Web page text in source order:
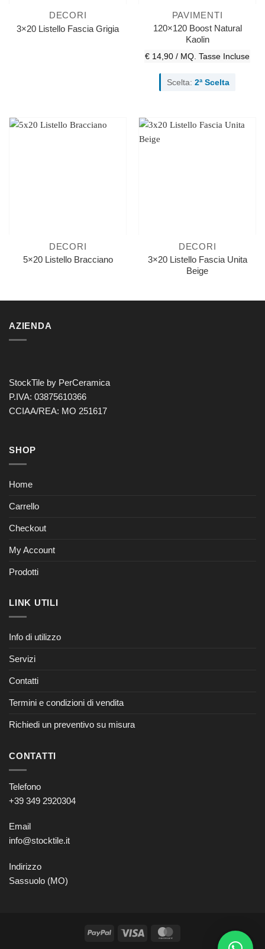
DECORI
3×20 Listello Fascia Grigia
PAVIMENTI
120×120 Boost Natural
Kaolin
€ 14,90 / MQ. Tasse Incluse
Scelta: 2ª Scelta
DECORI
5×20 Listello Bracciano
DECORI
3×20 Listello Fascia Unita
Beige
AZIENDA
StockTile by PerCeramica
P.IVA: 03875610366
CCIAA/REA: MO 251617
SHOP
Home
Carrello
Checkout
My Account
Prodotti
LINK UTILI
Info di utilizzo
Servizi
Contatti
Termini e condizioni di vendita
Richiedi un preventivo su misura
CONTATTI
Telefono
+39 349 2920304
Email
info@stocktile.it
Indirizzo
Sassuolo (MO)